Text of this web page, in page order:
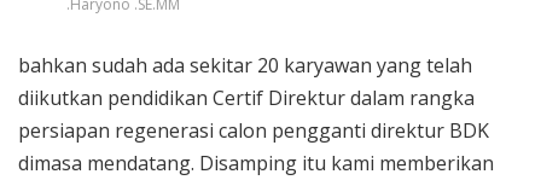
bahkan sudah ada sekitar 20 karyawan yang telah
diikutkan pendidikan Certif Direktur dalam rangka
persiapan regenerasi calon pengganti direktur BDK
dimasa mendatang. Disamping itu kami memberikan